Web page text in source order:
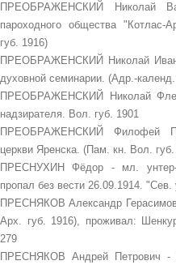
ПРЕОБРАЖЕНСКИЙ Николай
пароходного общества
губ. 1916)
ПРЕОБРАЖЕНСКИЙ Николай
духовной семинарии. (Адр.-
ПРЕОБРАЖЕНСКИЙ Николай
надзирателя. Вол. губ. 1901
ПРЕОБРАЖЕНСКИЙ Филофей
церкви Яренска. (Пам. кн. Вол.
ПРЕСНУХИН Фёдор - мл. унтер-
пропал без вести 26.09.1914.
ПРЕСНЯКОВ Александр
Арх. губ. 1916), проживал:
279
ПРЕСНЯКОВ Андрей Петрович -